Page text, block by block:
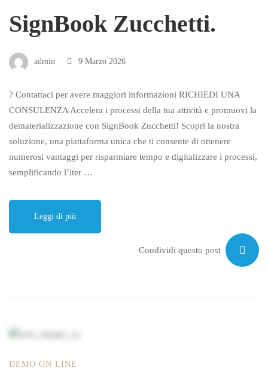
SignBook Zucchetti.
admin 9 Marzo 2026
? Contattaci per avere maggiori informazioni RICHIEDI UNA
CONSULENZA Accelera i processi della tua attività e promuovi la
dematerializzazione con SignBook Zucchetti! Scopri la nostra
soluzione, una piattaforma unica che ti consente di ottenere
numerosi vantaggi per risparmiare tempo e digitalizzare i processi,
semplificando l’iter …
Leggi di più
Condividi questo post
DEMO ON LINE